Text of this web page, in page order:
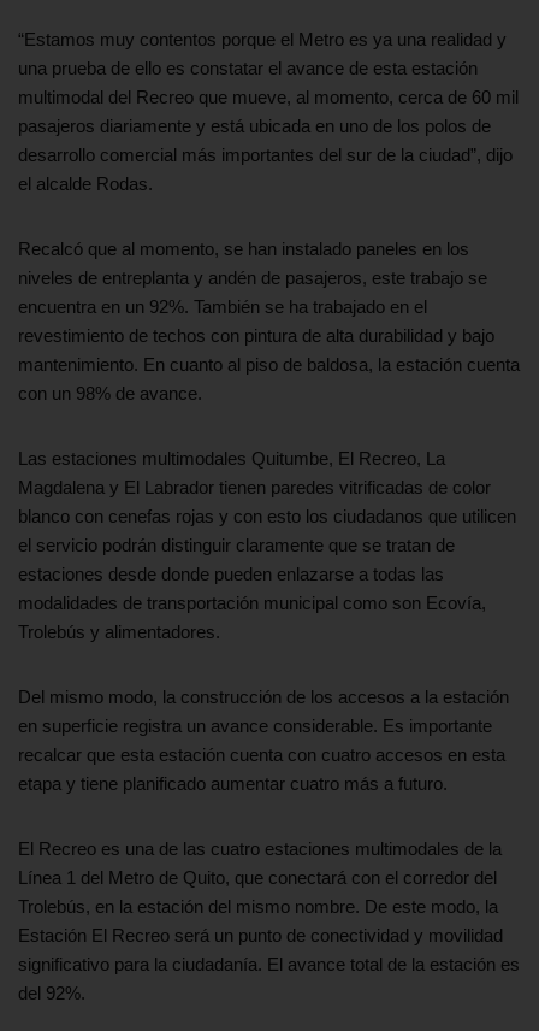
“Estamos muy contentos porque el Metro es ya una realidad y
una prueba de ello es constatar el avance de esta estación
multimodal del Recreo que mueve, al momento, cerca de 60 mil
pasajeros diariamente y está ubicada en uno de los polos de
desarrollo comercial más importantes del sur de la ciudad”, dijo
el alcalde Rodas.
Recalcó que al momento, se han instalado paneles en los
niveles de entreplanta y andén de pasajeros, este trabajo se
encuentra en un 92%. También se ha trabajado en el
revestimiento de techos con pintura de alta durabilidad y bajo
mantenimiento. En cuanto al piso de baldosa, la estación cuenta
con un 98% de avance.
Las estaciones multimodales Quitumbe, El Recreo, La
Magdalena y El Labrador tienen paredes vitrificadas de color
blanco con cenefas rojas y con esto los ciudadanos que utilicen
el servicio podrán distinguir claramente que se tratan de
estaciones desde donde pueden enlazarse a todas las
modalidades de transportación municipal como son Ecovía,
Trolebús y alimentadores.
Del mismo modo, la construcción de los accesos a la estación
en superficie registra un avance considerable. Es importante
recalcar que esta estación cuenta con cuatro accesos en esta
etapa y tiene planificado aumentar cuatro más a futuro.
El Recreo es una de las cuatro estaciones multimodales de la
Línea 1 del Metro de Quito, que conectará con el corredor del
Trolebús, en la estación del mismo nombre. De este modo, la
Estación El Recreo será un punto de conectividad y movilidad
significativo para la ciudadanía. El avance total de la estación es
del 92%.